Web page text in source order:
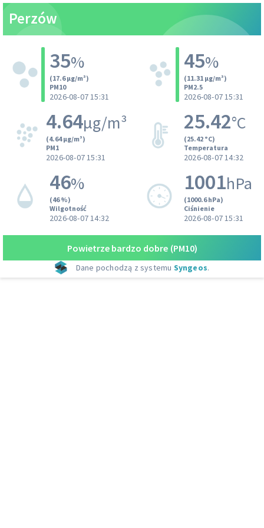
Perzów
35%
(17.6 µg/m³)
PM10
2026-08-07 15:31
45%
(11.31 µg/m³)
PM2.5
2026-08-07 15:31
4.64µg/m³
(4.64 µg/m³)
PM1
2026-08-07 15:31
25.42°C
(25.42 °C)
Temperatura
2026-08-07 14:32
46%
(46 %)
Wilgotność
2026-08-07 14:32
1001hPa
(1000.6 hPa)
Ciśnienie
2026-08-07 15:31
Powietrze bardzo dobre (PM10)
Dane pochodzą z systemu Syngeos.